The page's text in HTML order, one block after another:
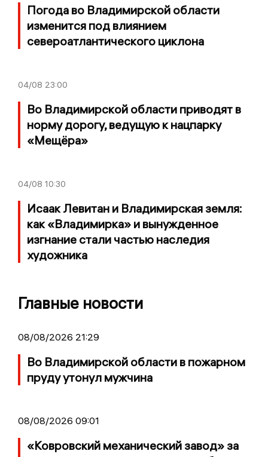
Погода во Владимирской области
изменится под влиянием
североатлантического циклона
04/08 23:00
Во Владимирской области приводят в
норму дорогу, ведущую к нацпарку
«Мещёра»
04/08 10:30
Исаак Левитан и Владимирская земля:
как «Владимирка» и вынужденное
изгнание стали частью наследия
художника
Главные новости
08/08/2026 21:29
Во Владимирской области в пожарном
пруду утонул мужчина
08/08/2026 09:01
«Ковровский механический завод» за